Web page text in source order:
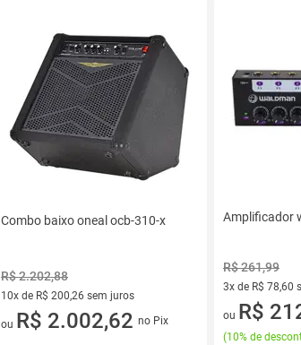
Combo baixo oneal ocb-310-x
R$ 2.202,88
10x de R$ 200,26 sem juros
10 vez de R$ 200,26 sem juros
ou R$ 2.002,62 no Pix
Amplificador
R$ 261,99
3x de R$ 78,60
3 vez de R$
ou R$
(10% de